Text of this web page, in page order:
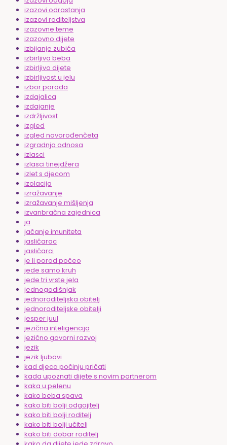
izazovi odrastanja
izazovi roditeljstva
izazovne teme
izazovno dijete
izbijanje zubića
izbirljiva beba
izbirljivo dijete
izbirljivost u jelu
izbor poroda
izdajalica
izdajanje
izdržljivost
izgled
izgled novorođenčeta
izgradnja odnosa
izlasci
izlasci tinejdžera
izlet s djecom
izolacija
izražavanje
izražavanje mišljenja
izvanbračna zajednica
ja
jačanje imuniteta
jasličarac
jasličarci
je li porod počeo
jede samo kruh
jede tri vrste jela
jednogodišnjak
jednoroditeljska obitelj
jednoroditeljske obitelji
jesper juul
jezična inteligencija
jezično govorni razvoj
jezik
jezik ljubavi
kad djeca počinju pričati
kada upoznati dijete s novim partnerom
kaka u pelenu
kako beba spava
kako biti bolji odgojitelj
kako biti bolji roditelj
kako biti bolji učitelj
kako biti dobar roditelj